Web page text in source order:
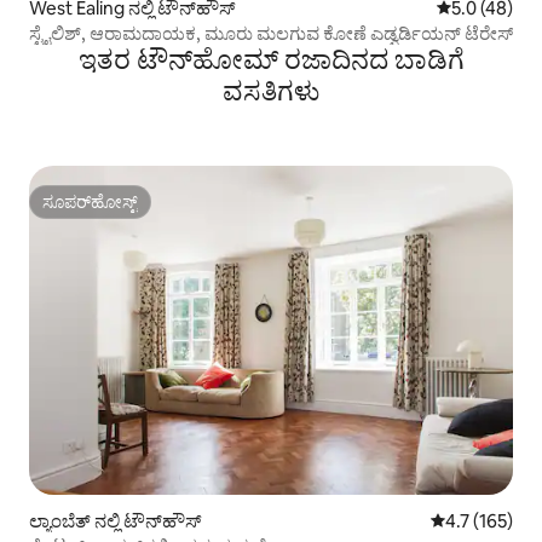
West Ealing ನಲ್ಲಿ ಟೌನ್‌ಹೌಸ್ 5 ರಲ್ಲಿ 5.0
5.0 (48)
ಸ್ಟೈಲಿಶ್, ಆರಾಮದಾಯಕ, ಮೂರು ಮಲಗುವ ಕೋಣೆ ಎಡ್ವರ್ಡಿಯನ್ ಟೆರೇಸ್
ಇತರ ಟೌನ್‌ಹೋಮ್ ರಜಾದಿನದ ಬಾಡಿಗೆ
ವಸತಿಗಳು
ಸೂಪರ್‌ಹೋಸ್ಟ್
ಸೂಪರ್‌ಹೋಸ್ಟ್
ಲ್ಯಾಂಬೆತ್ ನಲ್ಲಿ ಟೌನ್‌ಹೌಸ್ 5 ರಲ್ಲಿ 4.7
4.7 (165)